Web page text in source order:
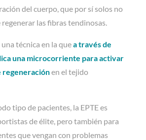
del cuerpo, que por sí solos no
regenerar las fibras tendinosas.
técnica en la quea través de
una microcorriente para activar
regeneraciónen el tejido
tipo de pacientes, la EPTE es
de élite, pero también para
que vengan con problemas